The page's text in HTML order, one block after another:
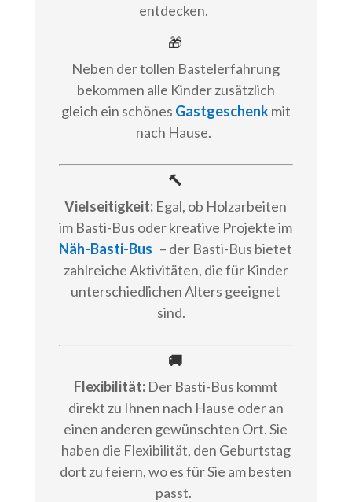
entdecken.
🎁
Neben der tollen Bastelerfahrung
bekommen alle Kinder zusätzlich
gleich ein schönes Gastgeschenkmit
nach Hause.
🔨
Vielseitigkeit: Egal, ob Holzarbeiten
im Basti-Bus oder kreative Projekte im
Näh-Basti-Bus – der Basti-Bus bietet
zahlreiche Aktivitäten, die für Kinder
unterschiedlichen Alters geeignet
sind.
🚚
Flexibilität:Der Basti-Bus kommt
direkt zu Ihnen nach Hause oder an
einen anderen gewünschten Ort. Sie
haben die Flexibilität, den Geburtstag
dort zu feiern, wo es für Sie am besten
passt.